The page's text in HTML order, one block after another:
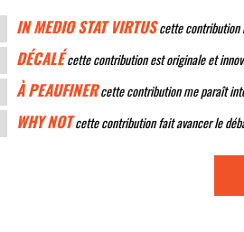
IN MEDIO STAT VIRTUScette contribution
DÉCALÉcette contribution est originale et
À PEAUFINERcette contribution me paraît
WHY NOTcette contribution fait avancer le